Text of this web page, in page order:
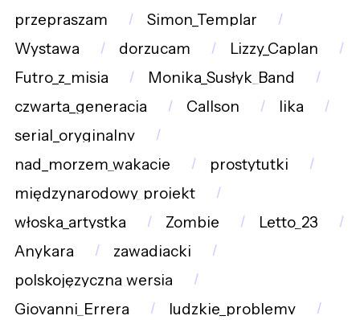
przepraszam
Simon_Templar
Wystawa
dorzucam
Lizzy_Caplan
Futro_z_misia
Monika_Susłyk_Band
czwarta_generacja
Callson
lika
serial_oryginalny
nad_morzem_wakacje
prostytutki
międzynarodowy_projekt
włoska_artystka
Zombie
Letto_23
Anykara
zawadiacki
polskojęzyczna_wersja
Giovanni_Errera
ludzkie_problemy